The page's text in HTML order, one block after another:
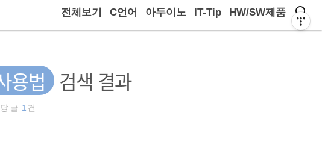
전체보기 C언어 아두이노 IT-Tip HW/SW제품
용법 검색 결과
글 1 건